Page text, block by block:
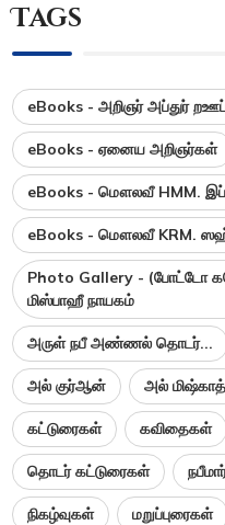
Tags
eBooks - அறிஞர் அப்துர்
eBooks - ஏனைய அறிஞர்கள்
eBooks - மௌலவீ HMM.
eBooks - மௌலவீ KRM.
Photo Gallery - (போட்டோ
மிஸ்பாஹீ நாயகம்
அருள் நபீ அண்ணல் தொடர்...
அல் குர்ஆன் அல் மிஷ்காத்
கட்டுரைகள் கவிதைகள்
தொடர் கட்டுரைகள்
நிகழ்வுகள் மறுப்புரைகள்